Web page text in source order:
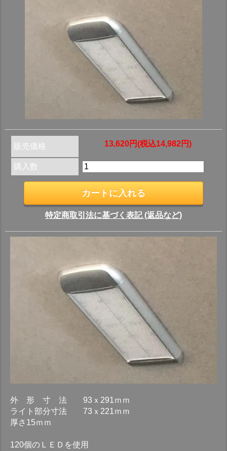
販売価格 13,620円(税込14,982円)
購入数
特定商取引法に基づく表記 (返品など)
外 形 寸 法 93ｘ291ｍｍ
ライト部分寸法 73ｘ221ｍｍ
厚さ15ｍｍ
120個のＬＥＤを使用